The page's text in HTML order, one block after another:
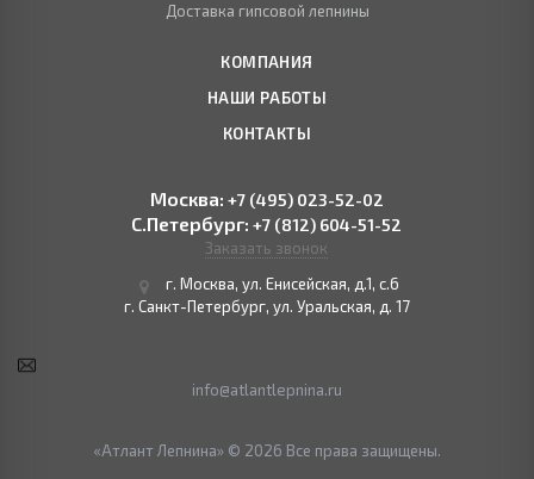
Доставка гипсовой лепнины
КОМПАНИЯ
НАШИ РАБОТЫ
КОНТАКТЫ
Москва: +7 (495) 023-52-02
С.Петербург: +7 (812) 604-51-52
Заказать звонок
г. Москва, ул. Енисейская, д.1, с.6
г. Санкт-Петербург, ул. Уральская, д. 17
info@atlantlepnina.ru
«Атлант Лепнина» © 2026 Все права защищены.